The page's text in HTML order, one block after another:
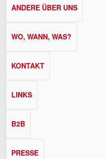
ANDERE ÜBER UNS
WO, WANN, WAS?
KONTAKT
LINKS
B2B
PRESSE